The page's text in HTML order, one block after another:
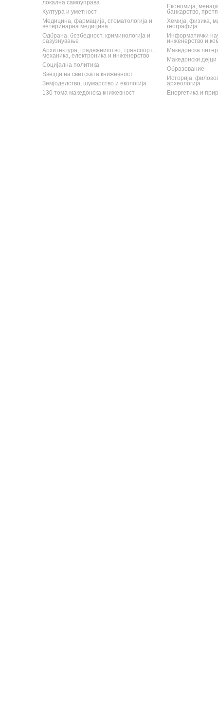
локална самоуправа
Култура и уметност
Медицина, фармација, стоматологија и
ветеринарна медицина
Одбрана, безбедност, криминологија и
разузнување
Архитектура, градежништво, транспорт,
механика, електроника и инженерство
Социјална политика
Ѕвезди на светската книжевност
Земјоделство, шумарство и екологија
130 тома македонска книжевност
Економија,
банкарство,
Хемија, физика,
географија
Информатички
инженерство и
Македонска
Македонски дејци
Образование
Историја,
археологија
Енергетика и